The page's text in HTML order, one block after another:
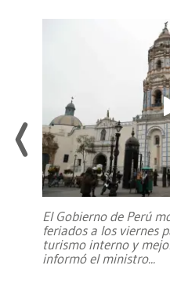
El Gobierno de Perú
feriados a los viernes
turismo interno y
informó el ministro...